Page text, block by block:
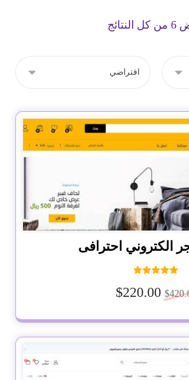
الكتروني احترافى
5.00
من 5
$
$220.00